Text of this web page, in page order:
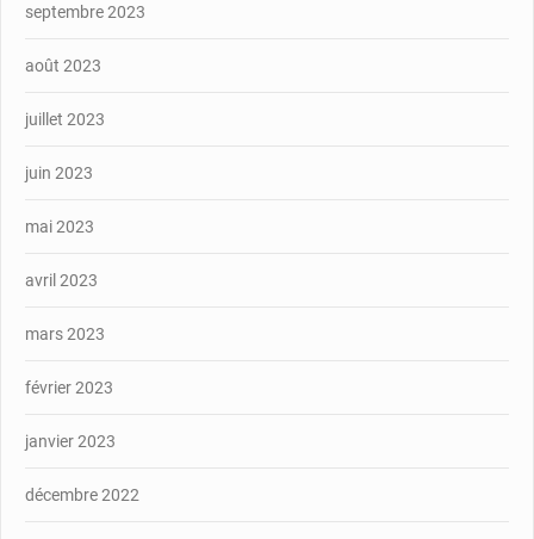
septembre 2023
août 2023
juillet 2023
juin 2023
mai 2023
avril 2023
mars 2023
février 2023
janvier 2023
décembre 2022